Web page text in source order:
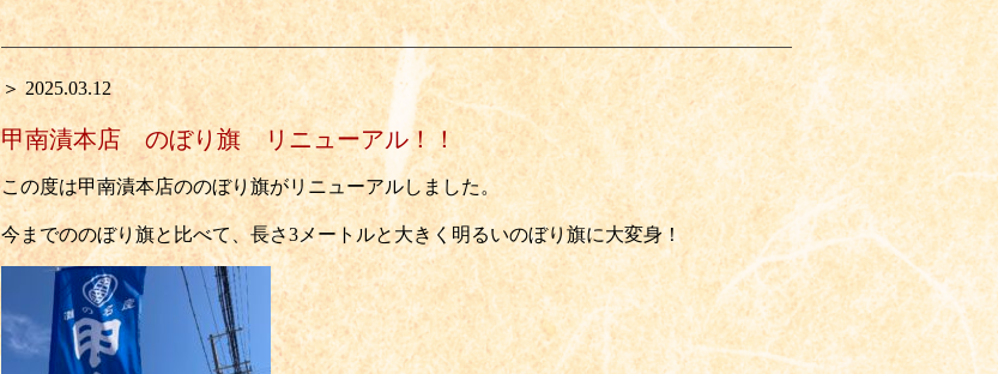
＞ 2025.03.12
甲南漬本店 のぼり旗 リニューアル！！
この度は甲南漬本店ののぼり旗がリニューアルしました。
今までののぼり旗と比べて、長さ3メートルと大きく明るいのぼり旗に大変身！